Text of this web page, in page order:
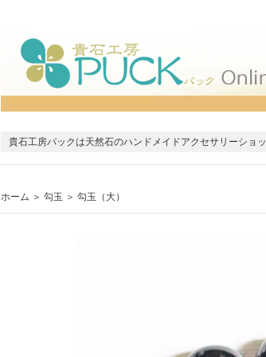
貴石工房パックは天然石のハンドメイドアクセサリーショ
ホーム ＞ 勾玉 ＞ 勾玉（大）